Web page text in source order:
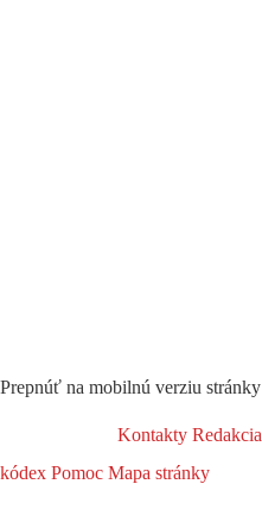
Prepnúť na mobilnú verziu stránky
Kontakty Redakcia
kódex Pomoc Mapa stránky